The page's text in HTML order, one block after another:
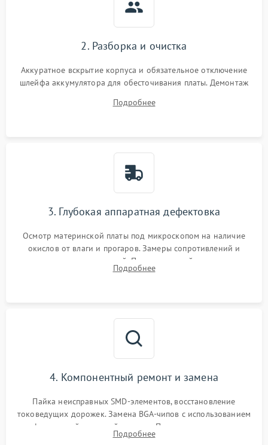
2. Разборка и очистка
Аккуратное вскрытие корпуса и обязательное отключение
шлейфа аккумулятора для обесточивания платы. Демонтаж
высохшей термопасты с кристаллов чипов.
Подробнее
3. Глубокая аппаратная дефектовка
Осмотр материнской платы под микроскопом на наличие
окислов от влаги и прогаров. Замеры сопротивлений и
дежурных напряжений. Проверка цепей питания,
мультиконтроллера, процессора и видеочипа.
Подробнее
4. Компонентный ремонт и замена
Пайка неисправных SMD-элементов, восстановление
токоведущих дорожек. Замена BGA-чипов с использованием
инфракрасной паяльной станции. Прошивка микросхемы
BIOS или замена поврежденных портов USB
Подробнее